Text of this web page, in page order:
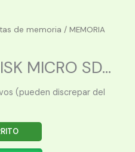
de memoria / MEMORIA
MICRO SD...
(pueden discrepar del